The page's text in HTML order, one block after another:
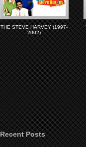
THE STEVE HARVEY (1997-
2002)
Recent Posts